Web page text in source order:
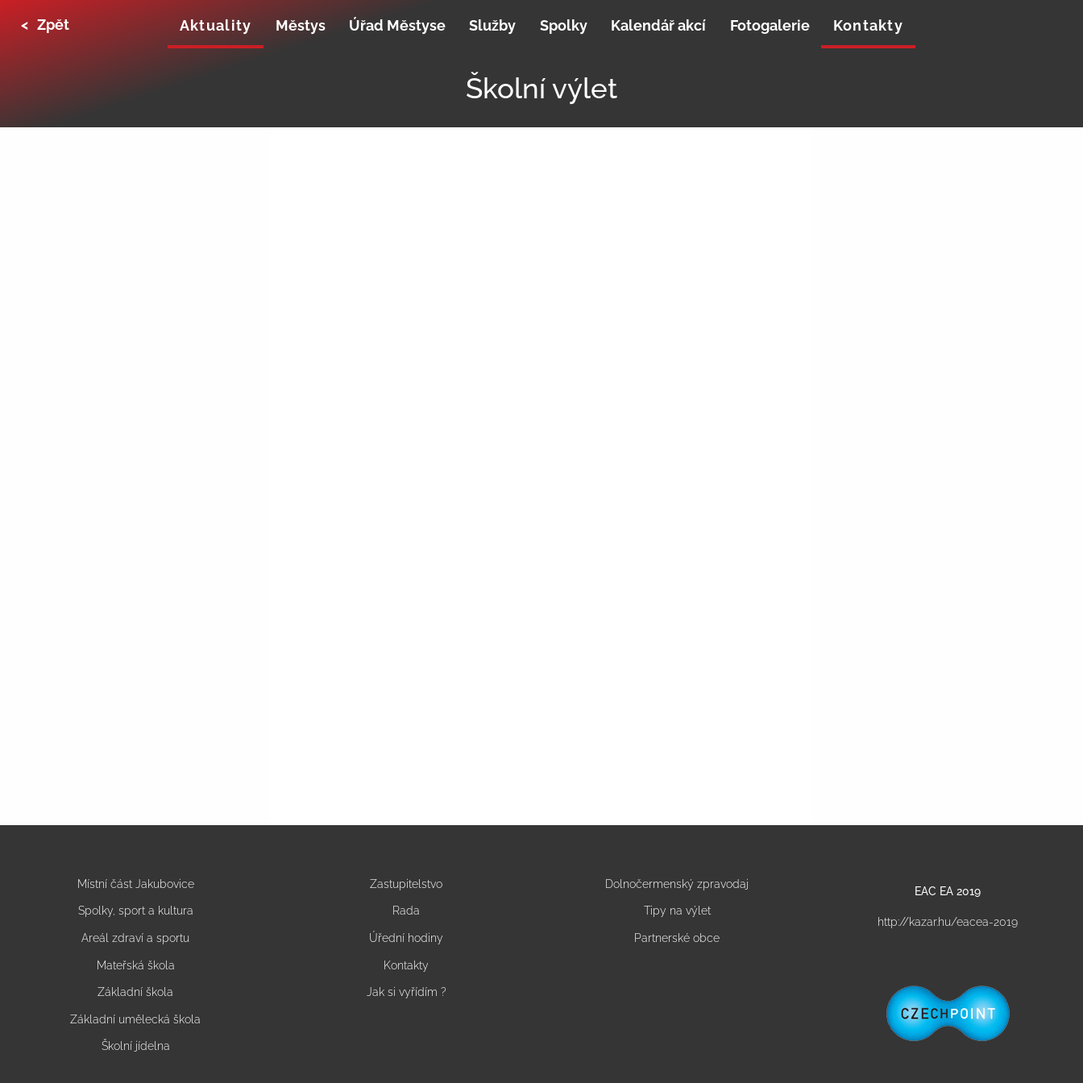
< Zpět Aktuality Městys Úřad Městyse Služby Spolky Kalendář akcí Fotogalerie Kontakty
Školní výlet
Místní část Jakubovice
Spolky, sport a kultura
Areál zdraví a sportu
Mateřská škola
Základní škola
Základní umělecká škola
Školní jídelna
Zastupitelstvo
Rada
Úřední hodiny
Kontakty
Jak si vyřídím ?
Dolnočermenský zpravodaj
Tipy na výlet
Partnerské obce
EAC EA 2019
http://kazar.hu/eacea-2019